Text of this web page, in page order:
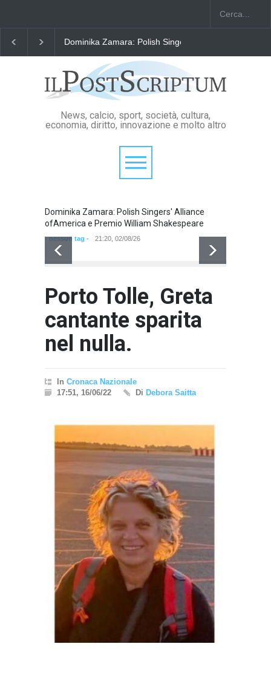
Dominika Zamara: Polish Singers' Alliance ofAmerica
News, calcio, sport, società, cultura,
economia, diritto, innovazione e molto altro
Dominika Zamara: Polish Singers' Alliance
ofAmerica e Premio William Shakespeare
- nessun tag - 21:20, 02/08/26
Porto Tolle, Greta
cantante sparita
nel nulla.
In Cronaca Nazionale
17:51, 16/06/22
Di Debora Saitta